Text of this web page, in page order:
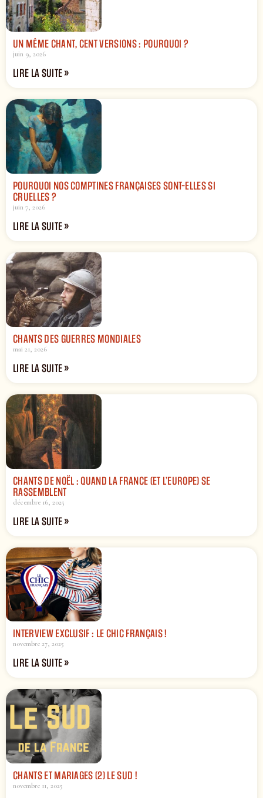
UN MÊME CHANT, CENT VERSIONS : POURQUOI ?
juin 9, 2026
LIRE LA SUITE »
POURQUOI NOS COMPTINES FRANÇAISES SONT-ELLES SI
CRUELLES ?
juin 7, 2026
LIRE LA SUITE »
CHANTS DES GUERRES MONDIALES
mai 21, 2026
LIRE LA SUITE »
CHANTS DE NOËL : QUAND LA FRANCE (ET L’EUROPE) SE
RASSEMBLENT
décembre 16, 2025
LIRE LA SUITE »
INTERVIEW EXCLUSIF : LE CHIC FRANÇAIS !
novembre 27, 2025
LIRE LA SUITE »
CHANTS ET MARIAGES (2) LE SUD !
novembre 11, 2025